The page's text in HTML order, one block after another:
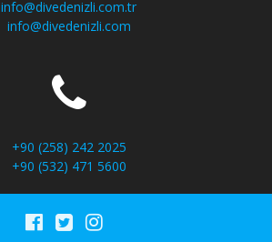
info@divedenizli.com.tr
info@divedenizli.com
+90 (258) 242 2025
+90 (532) 471 5600